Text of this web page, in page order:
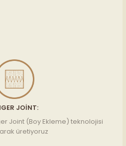
JOINT:
Joint (Boy Ekleme) teknolojisi
üretiyoruz